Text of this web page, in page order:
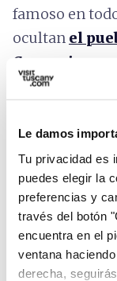
Le damos
Tu privacidad es
puedes elegir la
preferencias y
través del botón
encuentra en el
ventana
derecha,
famoso en
ocultan el
Careggine
,
entramos en
abordarse con
presencia de
Este
circulares
Poggio,
estación de